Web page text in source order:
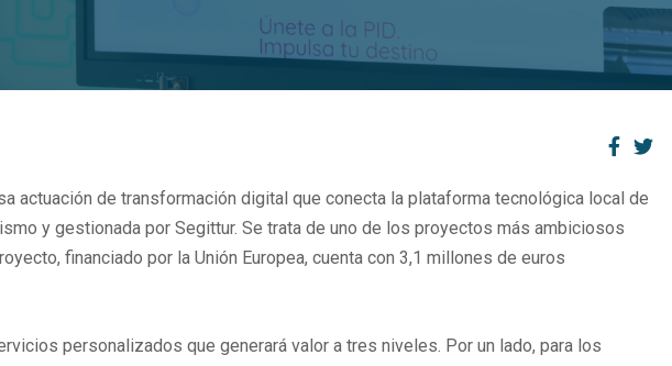
actuación de transformación digital que conecta la plataforma tecnológica local de
y gestionada por Segittur. Se trata de uno de los proyectos más ambiciosos
financiado por la Unión Europea, cuenta con 3,1 millones de euros
personalizados que generará valor a tres niveles. Por un lado, para los